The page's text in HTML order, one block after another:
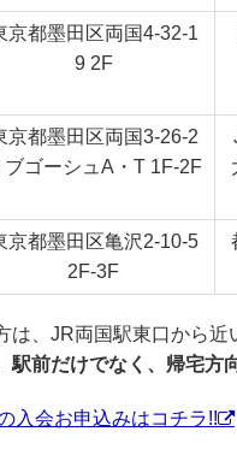
京都墨田区両国4-32-1
9 2F
京都墨田区両国3-26-2
ブゴーシュA・T 1F-2F
京都墨田区亀沢2-10-5
2F-3F
は、JR両国駅東口から
駅前だけでなく、帰宅方
入会お申込みはコチラ!!